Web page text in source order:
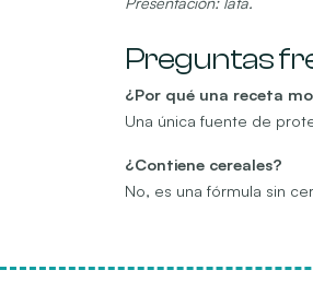
Preguntas
¿Por qué una receta
Una única fuente de
¿Contiene cereales?
No, es una fórmula sin